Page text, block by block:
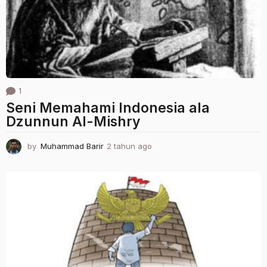
g
o
1
Seni Memahami Indonesia ala
Dzunnun Al-Mishry
by Muhammad Barir 2 tahun ago
u
n
a
g
o